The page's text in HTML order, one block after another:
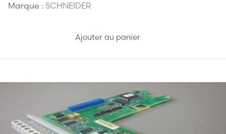
Marque : SCHNEIDER
Ajouter au panier